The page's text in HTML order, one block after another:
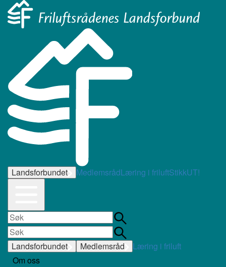
Landsforbundet MedlemsrådLæring i friluftStikkUT!
Landsforbundet Medlemsråd
Læring i friluft
Om oss